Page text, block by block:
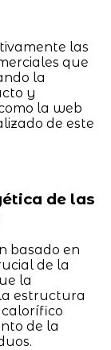
las
que
la
y
la web
de este
de las
basado en
de la
la
estructura
de la